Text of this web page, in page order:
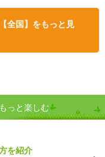
全国】をもっと見
っと楽しむ
を紹介